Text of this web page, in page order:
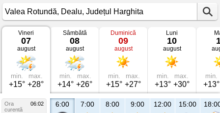
Vremea
Valea
Rotundă
Dealu,
Județul
Harghita
Vineri
07
august
min.
+15°
max.
+28°
Sâmbătă
08
august
min.
+14°
max.
+26°
Duminică
09
august
min.
+15°
max.
+27°
Luni
10
august
min.
+13°
max.
+30°
min.
+13°
Ora
06:02
curentă
6:00 7:00 8:00 9:00 12:00 15:00